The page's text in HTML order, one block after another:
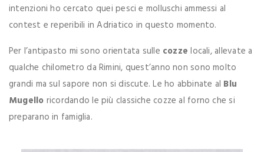
intenzioni ho cercato quei pesci e molluschi ammessi al
contest e reperibili in Adriatico in questo momento.
Per l’antipasto mi sono orientata sulle cozze locali, allevate a
qualche chilometro da Rimini, quest’anno non sono molto
grandi ma sul sapore non si discute. Le ho abbinate al Blu
Mugello ricordando le più classiche cozze al forno che si
preparano in famiglia.